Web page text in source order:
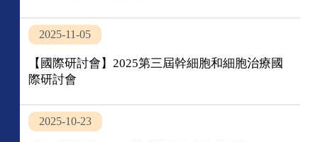
2025-11-05
【國際研討會】2025第三屆幹細胞和細胞治療國
際研討會
2025-10-23